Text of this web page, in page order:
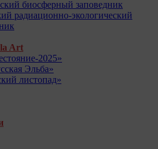
биосферный заповедник
радиационно-экологический
Art
2025»
Эльба»
листопад»